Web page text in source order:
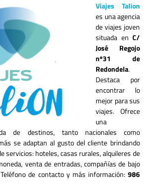
Viajes Talion
es una agencia
de viajes joven
situada en C/
José Regojo
nº31 de
Redondela.
Destaca por
encontrar lo
mejor para sus
viajes. Ofrece
una
de destinos, tanto nacionales como
se adaptan al gusto del cliente brindando
servicios: hoteles, casas rurales, alquileres de
venta de entradas, compañías de bajo
de contacto y más información: 986